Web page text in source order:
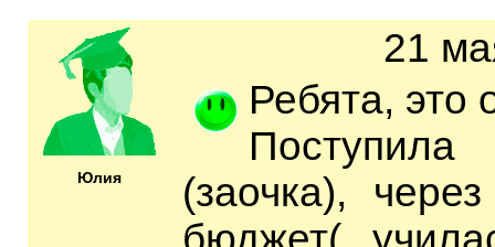
Юлия
21
Ребята, это
(заочка),